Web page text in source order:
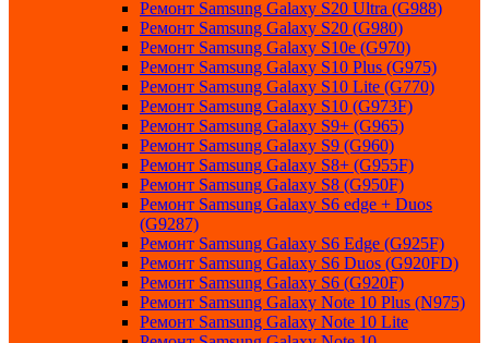
Ремонт Samsung Galaxy S20 Ultra (G988)
Ремонт Samsung Galaxy S20 (G980)
Ремонт Samsung Galaxy S10e (G970)
Ремонт Samsung Galaxy S10 Plus (G975)
Ремонт Samsung Galaxy S10 Lite (G770)
Ремонт Samsung Galaxy S10 (G973F)
Ремонт Samsung Galaxy S9+ (G965)
Ремонт Samsung Galaxy S9 (G960)
Ремонт Samsung Galaxy S8+ (G955F)
Ремонт Samsung Galaxy S8 (G950F)
Ремонт Samsung Galaxy S6 edge + Duos
(G9287)
Ремонт Samsung Galaxy S6 Edge (G925F)
Ремонт Samsung Galaxy S6 Duos (G920FD)
Ремонт Samsung Galaxy S6 (G920F)
Ремонт Samsung Galaxy Note 10 Plus (N975)
Ремонт Samsung Galaxy Note 10 Lite